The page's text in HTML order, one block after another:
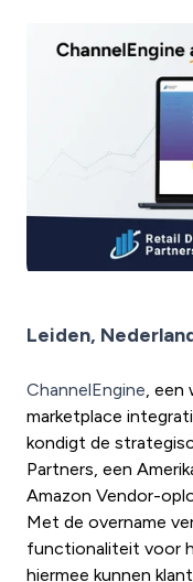
Leiden,
ChannelEngine, een
marketplace
kondigt de
Partners, een
Amazon Vendor-
Met de overname
functionaliteit voor
hiermee kunnen